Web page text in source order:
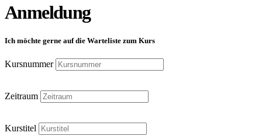
Anmeldung
Ich möchte gerne auf die Warteliste zum Kurs
Kursnummer
Zeitraum
Kurstitel